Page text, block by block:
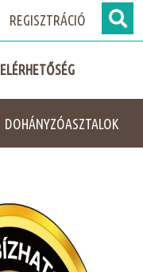
REGISZTRÁCIÓ
ELÉRHETŐSÉG
DOHÁNYZÓASZTALOK